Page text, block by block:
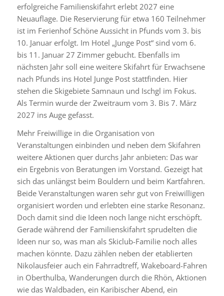
erfolgreiche Familienskifahrt erlebt 2027 eine
Neuauflage. Die Reservierung für etwa 160 Teilnehmer
ist im Ferienhof Schöne Aussicht in Pfunds vom 3. bis
10. Januar erfolgt. Im Hotel „Junge Post“ sind vom 6.
bis 11. Januar 27 Zimmer gebucht. Ebenfalls im
nächsten Jahr soll eine weitere Skifahrt für Erwachsene
nach Pfunds ins Hotel Junge Post stattfinden. Hier
stehen die Skigebiete Samnaun und Ischgl im Fokus.
Als Termin wurde der Zweitraum vom 3. Bis 7. März
2027 ins Auge gefasst.
Mehr Freiwillige in die Organisation von
Veranstaltungen einbinden und neben dem Skifahren
weitere Aktionen quer durchs Jahr anbieten: Das war
ein Ergebnis von Beratungen im Vorstand. Gezeigt hat
sich das unlängst beim Bouldern und beim Kartfahren.
Beide Veranstaltungen waren sehr gut von Freiwilligen
organisiert worden und erlebten eine starke Resonanz.
Doch damit sind die Ideen noch lange nicht erschöpft.
Gerade während der Familienskifahrt sprudelten die
Ideen nur so, was man als Skiclub-Familie noch alles
machen könnte. Dazu zählen neben der etablierten
Nikolausfeier auch ein Fahrradtreff, Wakeboard-Fahren
in Oberthulba, Wanderungen durch die Rhön, Aktionen
wie das Waldbaden, ein Karibischer Abend, ein